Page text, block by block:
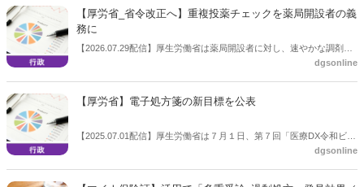
他の薬剤等の使用の状況等を確認させる必要がある」と規定されてい
ることなどから、当該薬剤師に電子処方箋管理サービスの重複投薬等
チェックの実施や患者の過去の薬剤閲覧の同意を取得する体制を整備
することを求める。
【厚労省_省令改正へ】重複投薬チェックを薬局開設者の義
務に
【2026.07.29配信】厚生労働省は薬局開設者に対し、速やかな調剤結
果登録や重複投薬チェックについて、従事する薬剤師に行わせること
メントを開始した。すでに薬機法９条第１項に基づき施行規則が定め
られており、その規定に追加する。
dgsonline
【厚労省】電子処方箋の新目標を公表
【2025.07.01配信】厚生労働省は７月１日、第７回「医療DX令和ビジ
ョン2030」を開催し、電子処方箋普及の新目標を公表した。dgsonline